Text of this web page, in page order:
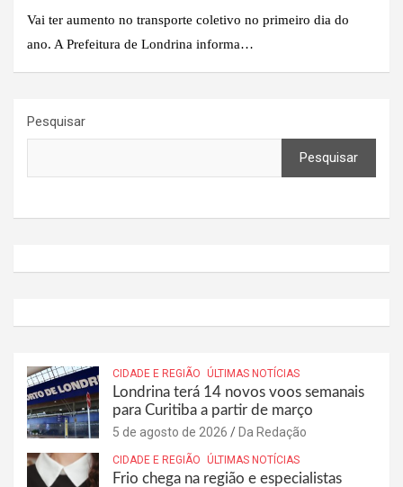
Vai ter aumento no transporte coletivo no primeiro dia do
ano. A Prefeitura de Londrina informa…
Pesquisar
Pesquisar
CIDADE E REGIÃO ÚLTIMAS NOTÍCIAS
Londrina terá 14 novos voos semanais
para Curitiba a partir de março
5 de agosto de 2026 Da Redação
CIDADE E REGIÃO ÚLTIMAS NOTÍCIAS
Frio chega na região e especialistas